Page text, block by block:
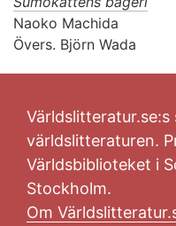
Naoko Machida
Övers. Björn Wada
världslitteraturen.
Världsbiblioteket i
Stockholm.
Om